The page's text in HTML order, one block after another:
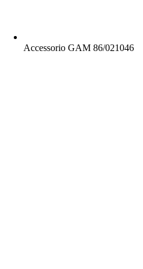
Accessorio GAM 86/021046